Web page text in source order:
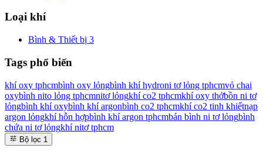
Loại khí
Bình & Thiết bị 3
Tags phổ biến
khí oxy tphcmbình oxy lỏngbình khí hydroni tơ lỏng tphcmvỏ chai
oxybình nito lỏng tphcmnitơ lỏngkhí co2 tphcmkhí oxy thởbồn ni tơ
lỏngbình khí oxybình khí argonbình co2 tphcmkhí co2 tinh khiếtnạp
argon lỏngkhí hỗn hợpbình khí argon tphcmbán bình ni tơ lỏngbình
chứa ni tơ lỏngkhí nitơ tphcm
Bộ lọc 1